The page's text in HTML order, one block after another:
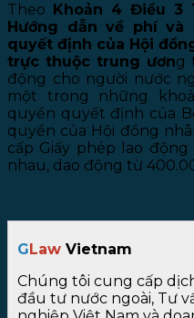
Theo Khoản 4 Điều 3
Hướng dẫn về phí
quyết định của Hội
trực thuộc trung ương
động cho người nước
một trong những
quyền quyết định của
quyền của Hội đồng
cấp Giấy phép lao
nhau, dao động từ
GLaw Vietnam
Chúng tôi cung cấp
đầu tư nước ngoài, Tư